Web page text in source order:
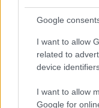
Google
I want to allow
related to
device
I want to allow
Google for